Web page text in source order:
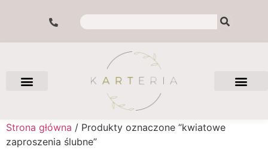
Strona główna / Produkty oznaczone “kwiatowe
zaproszenia ślubne”